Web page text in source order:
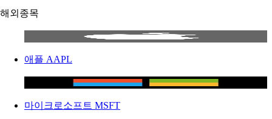
해외종목
애플 AAPL
마이크로소프트 MSFT